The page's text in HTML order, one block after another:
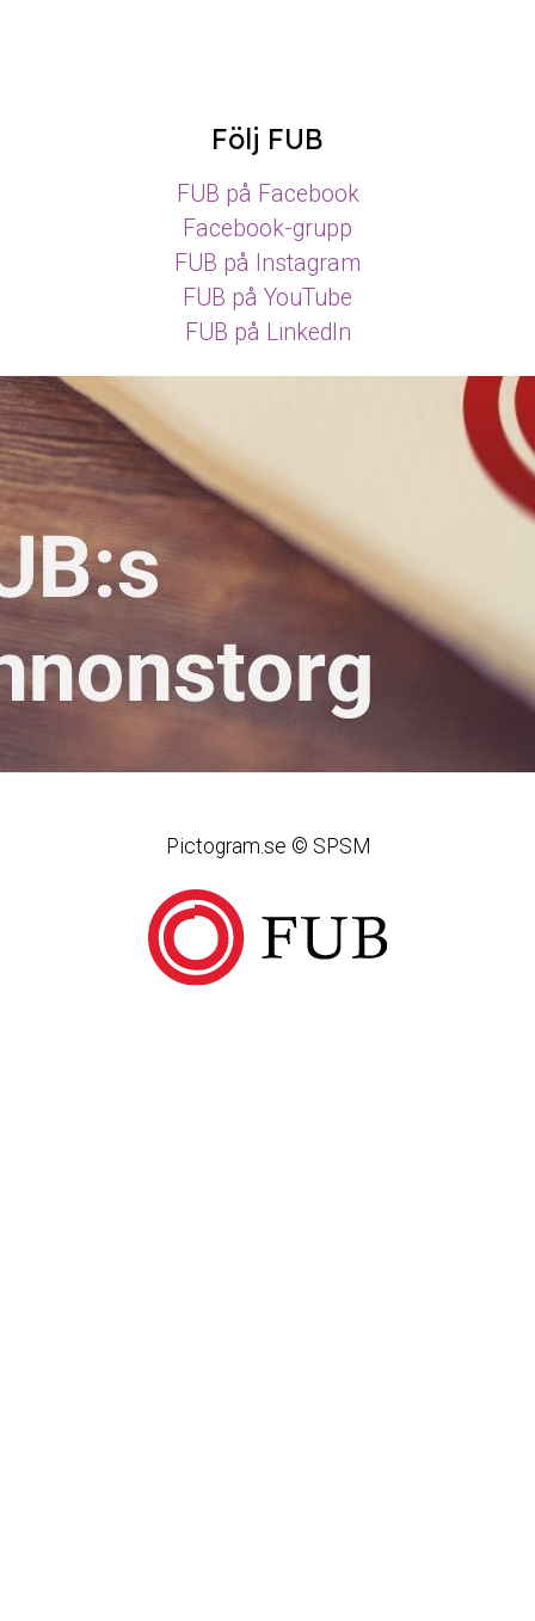
Följ FUB
FUB på Facebook
Facebook-grupp
FUB på Instagram
FUB på YouTube
FUB på LinkedIn
Pictogram.se © SPSM